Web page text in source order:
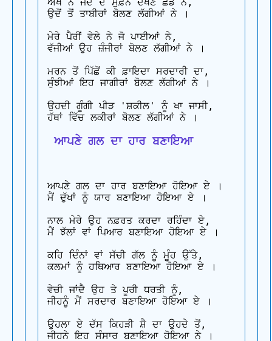
ਉਦੋਂ ਤੋਂ ਤਾਬੀਰਾਂ ਬੋਲਣ ਲੱਗੀਆਂ ਨੇ ।
ਮੇਰੇ ਪੈਰੀਂ ਵੇਲੇ ਨੇ ਜੋ ਪਾਈਆਂ ਨੇ,
ਵੱਜੀਆਂ ਉਹ ਜ਼ੰਜੀਰਾਂ ਬੋਲਣ ਲੱਗੀਆਂ ਨੇ ।
ਮਰਨ ਤੋਂ ਪਿੱਛੋਂ ਕੀ ਫ਼ਾਇਦਾ ਸਰਦਾਰੀ ਦਾ,
ਸੁੰਝੀਆਂ ਇਹ ਜਾਗੀਰਾਂ ਬੋਲਣ ਲੱਗੀਆਂ ਨੇ ।
ਉਹਦੀ ਗੂੰਗੀ ਪੀੜ 'ਸ਼ਕੀਲ' ਨੂੰ ਖਾ ਜਾਸੀ,
ਆਪਣੇ ਗਲ ਦਾ ਹਾਰ ਬਣਾਇਆ
ਆਪਣੇ ਗਲ ਦਾ ਹਾਰ ਬਣਾਇਆ ਹੋਇਆ ਏ ।
ਮੈਂ ਦੁੱਖਾਂ ਨੂੰ ਯਾਰ ਬਣਾਇਆ ਹੋਇਆ ਏ ।
ਨਾਲ ਮੇਰੇ ਉਹ ਨਫ਼ਰਤ ਕਰਦਾ ਰਹਿੰਦਾ ਏ,
ਮੈਂ ਝੱਲਾਂ ਵਾਂ ਪਿਆਰ ਬਣਾਇਆ ਹੋਇਆ ਏ ।
ਕਹਿ ਦਿੰਨਾਂ ਵਾਂ ਸੱਚੀ ਗੱਲ ਨੂੰ ਮੂੰਹ ਉੱਤੇ,
ਕਲਮਾਂ ਨੂੰ ਹਥਿਆਰ ਬਣਾਇਆ ਹੋਇਆ ਏ ।
ਵੇਚੀ ਜਾਂਦੈ ਉਹ ਤੇ ਪੂਰੀ ਧਰਤੀ ਨੂੰ,
ਜੀਹਨੂੰ ਮੈਂ ਸਰਦਾਰ ਬਣਾਇਆ ਹੋਇਆ ਏ ।
ਉਹਲਾ ਏ ਦੱਸ ਕਿਹੜੀ ਸ਼ੈ ਦਾ ਉਹਦੇ ਤੋਂ,